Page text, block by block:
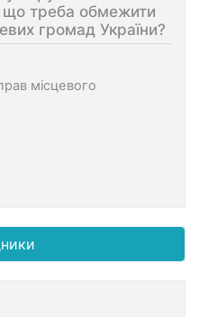
що треба обмежити
громад України?
місцевого